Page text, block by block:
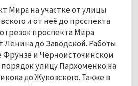
Мира на участке от улицы
и от неё до проспекта
проспекта Мира
до Заводской. Работы
Фрунзе и Черноисточинском
улицу Пархоменко на
до Жуковского. Также в